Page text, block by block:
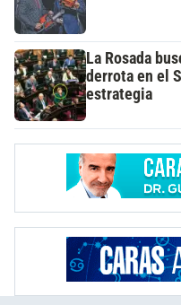
La Rosada
derrota en el
estrategia